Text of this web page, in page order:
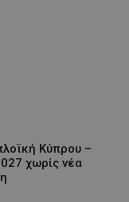
Κύπρου –
χωρίς νέα